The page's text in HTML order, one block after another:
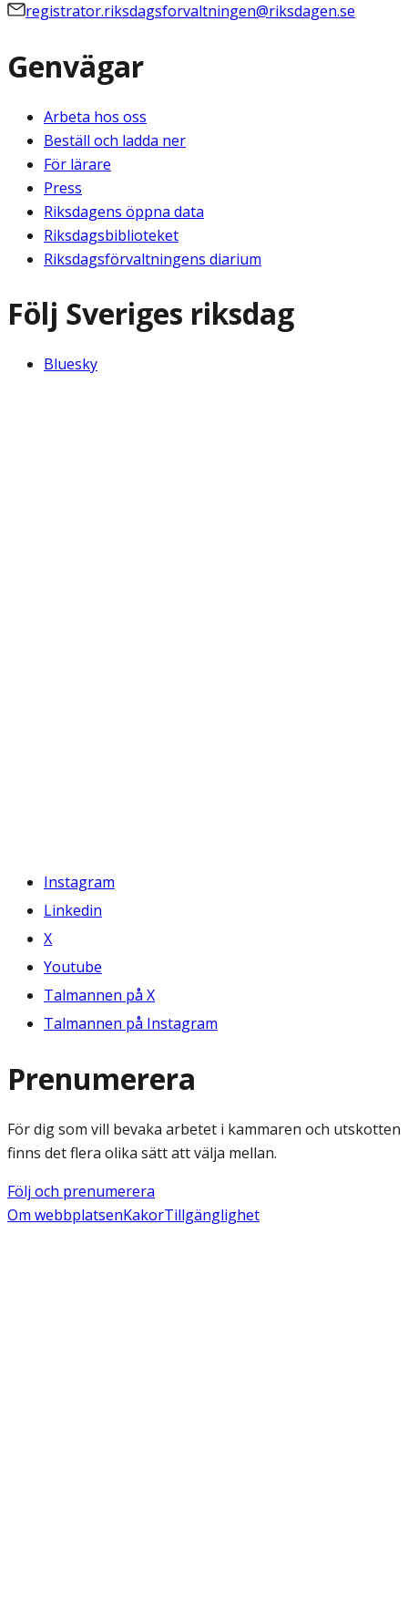
registrator.riksdagsforvaltningen@riksdagen.se
Genvägar
Arbeta hos oss
Beställ och ladda ner
För lärare
Press
Riksdagens öppna data
Riksdagsbiblioteket
Riksdagsförvaltningens diarium
Följ Sveriges riksdag
Bluesky
Instagram
Linkedin
X
Youtube
Talmannen på X
Talmannen på Instagram
Prenumerera
För dig som vill bevaka arbetet i kammaren och utskotten
finns det flera olika sätt att välja mellan.
Följ och prenumerera
Om webbplatsenKakorTillgänglighet